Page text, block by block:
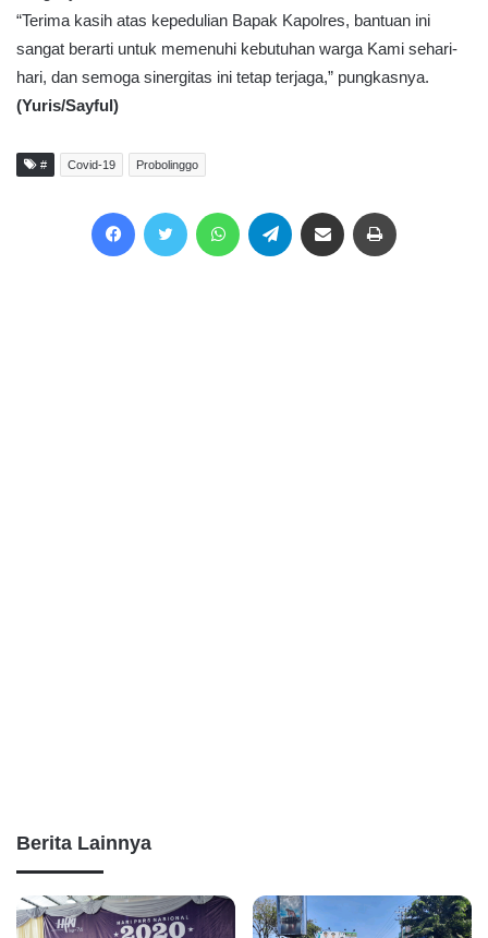
“Terima kasih atas kepedulian Bapak Kapolres, bantuan ini
sangat berarti untuk memenuhi kebutuhan warga Kami sehari-
hari, dan semoga sinergitas ini tetap terjaga,” pungkasnya.
(Yuris/Sayful)
# Covid-19 Probolinggo
Berita Lainnya